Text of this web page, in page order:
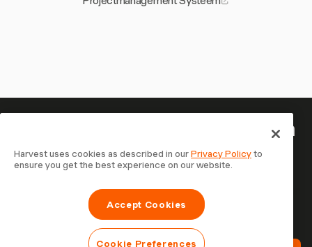
Je tijd is het waard om bij te houden
— begin nu
Sluit je aan bij meer dan 70.000 bedrijven die tijd
registreren, klanten factureren en sneller betaald worden
met Harvest. Gratis te proberen, in 30 seconden
Harvest uses cookies as described in ourPrivacy Policyto
ensure you get the best experience on our website.
Accept Cookies
Cookie Preferences